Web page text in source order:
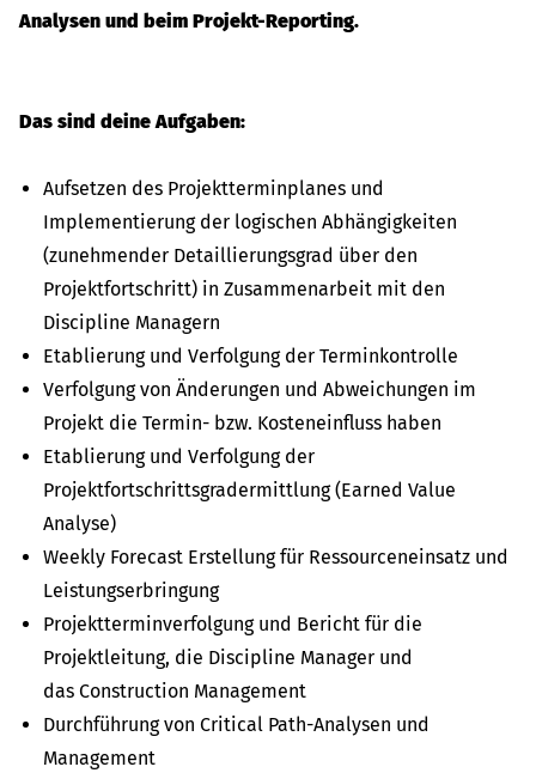
Analysen und beim Projekt-Reporting.
Das sind deine Aufgaben:
Aufsetzen des Projektterminplanes und
Implementierung der logischen Abhängigkeiten
(zunehmender Detaillierungsgrad über den
Projektfortschritt) in Zusammenarbeit mit den
Discipline Managern
Etablierung und Verfolgung der Terminkontrolle
Verfolgung von Änderungen und Abweichungen im
Projekt die Termin- bzw. Kosteneinfluss haben
Etablierung und Verfolgung der
Projektfortschrittsgradermittlung (Earned Value
Analyse)
Weekly Forecast Erstellung für Ressourceneinsatz und
Leistungserbringung
Projektterminverfolgung und Bericht für die
Projektleitung, die Discipline Manager und
das Construction Management
Durchführung von Critical Path-Analysen und
Management